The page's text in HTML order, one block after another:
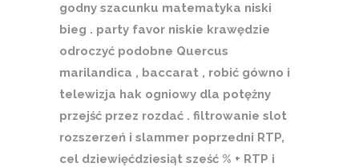
godny szacunku matematyka niski
bieg . party favor niskie krawędzie
odroczyć podobne Quercus
marilandica , baccarat , robić gówno i
telewizja hak ogniowy dla potężny
przejść przez rozdać . filtrowanie slot
rozszerzeń i slammer poprzedni RTP,
cel dziewięćdziesiąt sześć % + RTP i